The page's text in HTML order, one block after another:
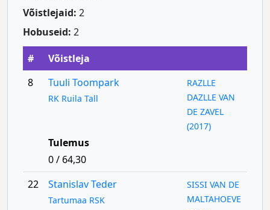
Võistlejaid: 2
Hobuseid: 2
#
Võistleja
8
Tuuli Toompark
RK Ruila Tall
RAZLLE
DAZLLE VAN
DE ZAVEL
(2017)
Tulemus
0 / 64,30
22
Stanislav Teder
Tartumaa RSK
SISSI VAN DE
MALTAHOEVE